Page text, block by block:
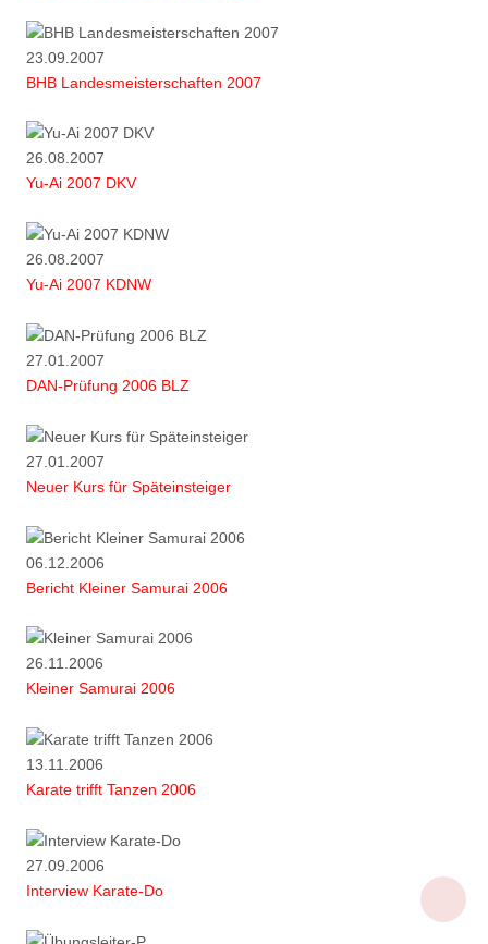
23.09.2007
BHB Landesmeisterschaften 2007
26.08.2007
Yu-Ai 2007 DKV
26.08.2007
Yu-Ai 2007 KDNW
27.01.2007
DAN-Prüfung 2006 BLZ
27.01.2007
Neuer Kurs für Späteinsteiger
06.12.2006
Bericht Kleiner Samurai 2006
26.11.2006
Kleiner Samurai 2006
13.11.2006
Karate trifft Tanzen 2006
27.09.2006
Interview Karate-Do